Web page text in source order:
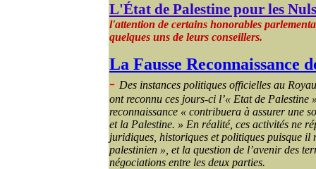
L'État de Palestine pour les Nuls
l'attention de certains honorables
quelques uns de leurs conseillers.
La Fausse Reconnaissance
- Des instances politiques officielles au
ont reconnu ces jours-ci l’« Etat de Palestine
reconnaissance « contribuera à assurer une
et la Palestine. » En réalité, ces activités ne
juridiques, historiques et politiques puisque il
palestinien », et la question de l’avenir des
négociations entre les deux parties.